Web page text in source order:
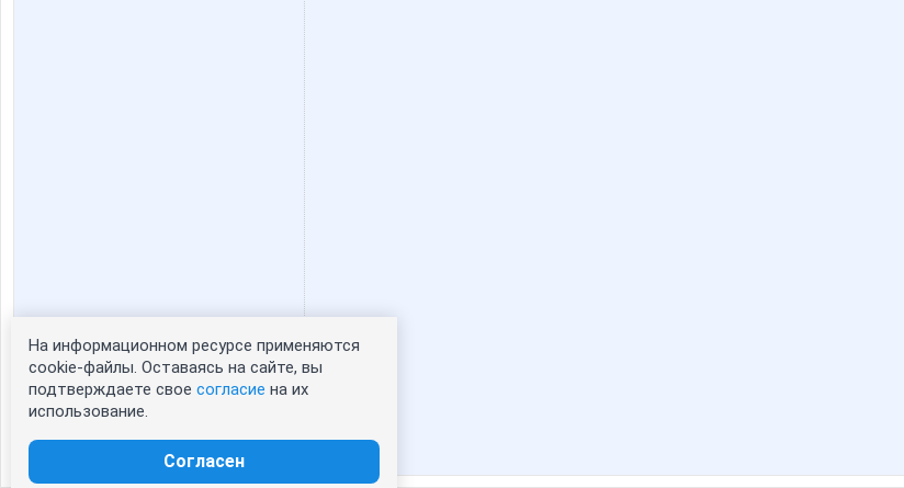
Статистика портрета:
сейчас просматривают портрет - 0
зарегистрированные пользователи
На информационном ресурсе применяются
cookie-файлы. Оставаясь на сайте, вы
подтверждаете свое согласие на их
использование.
Согласен